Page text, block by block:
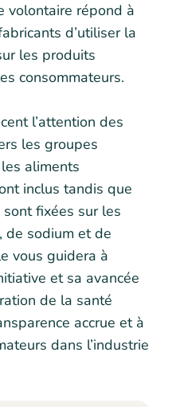
volontaire répond à
d’utiliser la
les produits
consommateurs.
l’attention des
les groupes
aliments
inclus tandis que
fixées sur les
de sodium et de
vous guidera à
et sa avancée
de la santé
accrue et à
dans l’industrie